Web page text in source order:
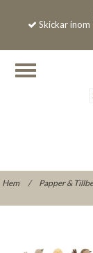
Skickar
Hem / Papper &